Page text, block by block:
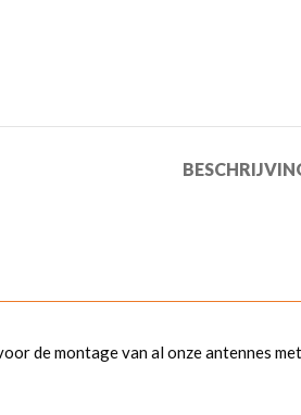
de montage van al onze antennes